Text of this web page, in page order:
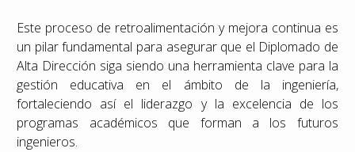
Este proceso de retroalimentación y mejora continua es
un pilar fundamental para asegurar que el Diplomado de
Alta Dirección siga siendo una herramienta clave para la
gestión educativa en el ámbito de la ingeniería,
fortaleciendo así el liderazgo y la excelencia de los
programas académicos que forman a los futuros
ingenieros.